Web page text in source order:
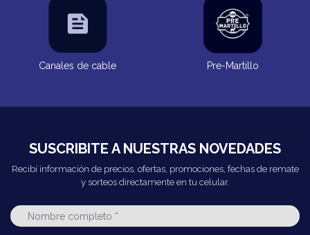
Canales de cable Pre-Martillo
SUSCRIBITE A NUESTRAS NOVEDADES
Recibí información de precios, ofertas, promociones, fechas de remate
y sorteos directamente en tu celular.